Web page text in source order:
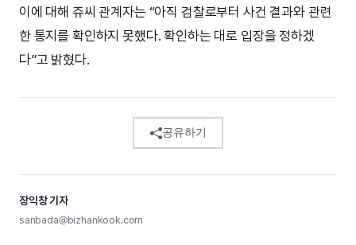
이에 대해 쥬씨 관계자는 “아직 검찰로부터 사건 결과와 관련
한 통지를 확인하지 못했다. 확인하는 대로 입장을 정하겠
다”고 밝혔다.
공유하기
장익창 기자
sanbada@bizhankook.com